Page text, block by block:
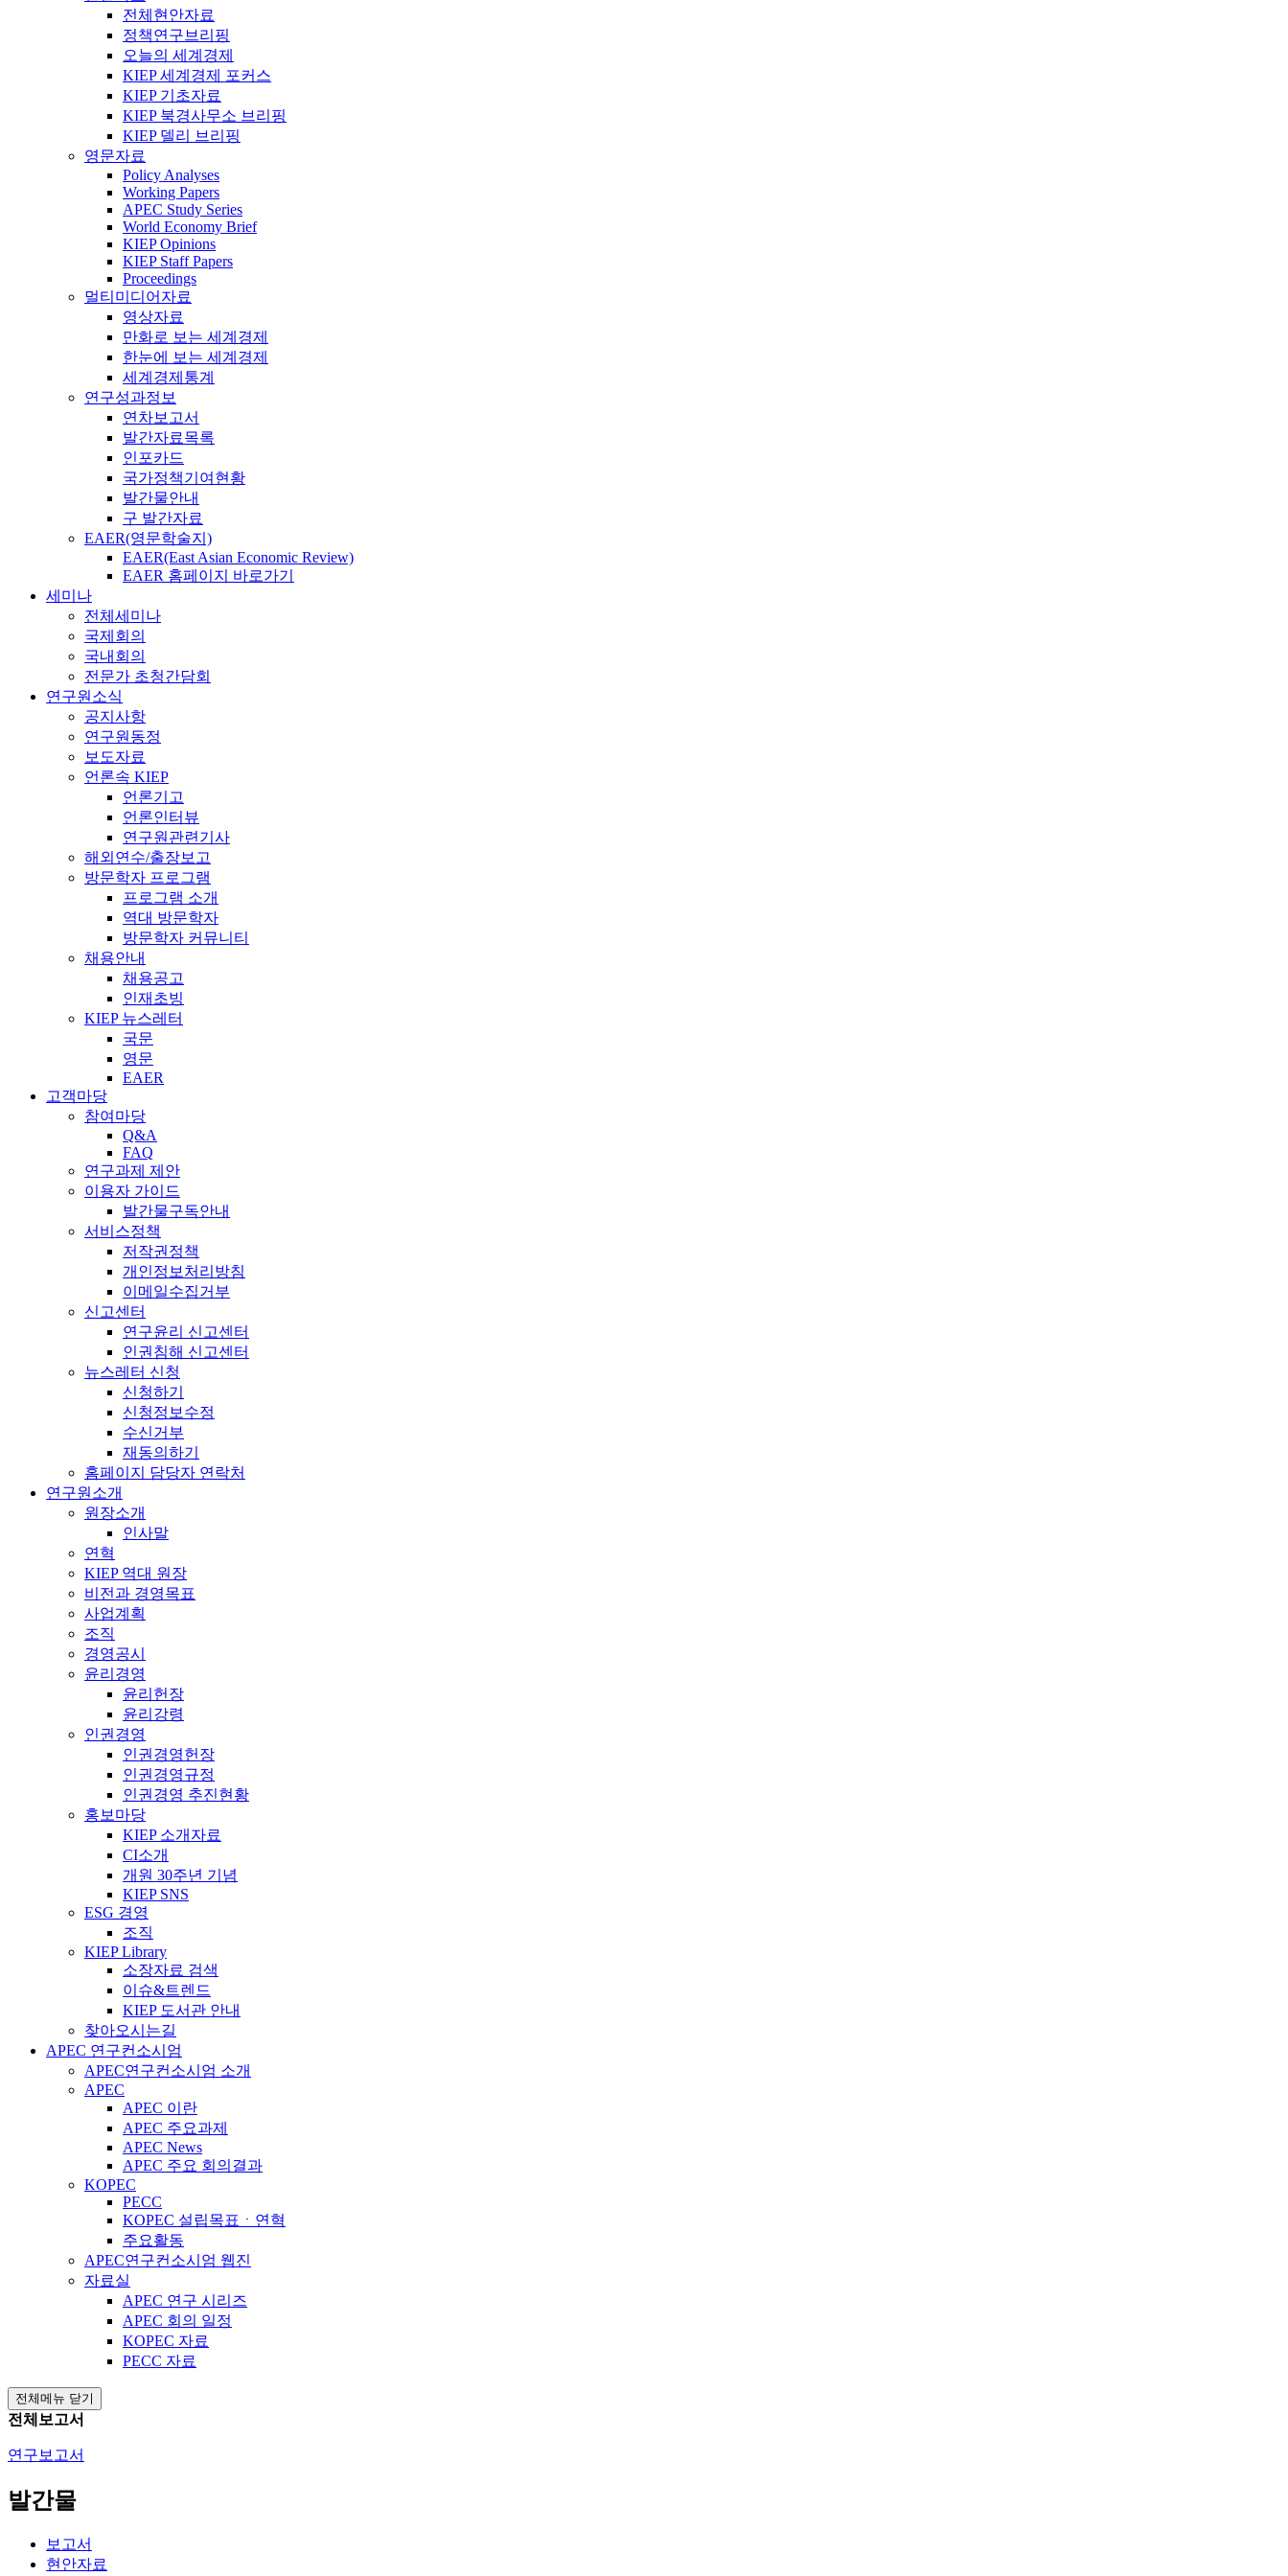
전체현안자료
정책연구브리핑
오늘의 세계경제
KIEP 세계경제 포커스
KIEP 기초자료
KIEP 북경사무소 브리핑
KIEP 델리 브리핑
영문자료
Policy Analyses
Working Papers
APEC Study Series
World Economy Brief
KIEP Opinions
KIEP Staff Papers
Proceedings
멀티미디어자료
영상자료
만화로 보는 세계경제
한눈에 보는 세계경제
세계경제통계
연구성과정보
연차보고서
발간자료목록
인포카드
국가정책기여현황
발간물안내
구 발간자료
EAER(영문학술지)
EAER(East Asian Economic Review)
EAER 홈페이지 바로가기
세미나
전체세미나
국제회의
국내회의
전문가 초청간담회
연구원소식
공지사항
연구원동정
보도자료
언론속 KIEP
언론기고
언론인터뷰
연구원관련기사
해외연수/출장보고
방문학자 프로그램
프로그램 소개
역대 방문학자
방문학자 커뮤니티
채용안내
채용공고
인재초빙
KIEP 뉴스레터
국문
영문
EAER
고객마당
참여마당
Q&A
FAQ
연구과제 제안
이용자 가이드
발간물구독안내
서비스정책
저작권정책
개인정보처리방침
이메일수집거부
신고센터
연구윤리 신고센터
인권침해 신고센터
뉴스레터 신청
신청하기
신청정보수정
수신거부
재동의하기
홈페이지 담당자 연락처
연구원소개
원장소개
인사말
연혁
KIEP 역대 원장
비전과 경영목표
사업계획
조직
경영공시
윤리경영
윤리헌장
윤리강령
인권경영
인권경영헌장
인권경영규정
인권경영 추진현황
홍보마당
KIEP 소개자료
CI소개
개원 30주년 기념
KIEP SNS
ESG 경영
조직
KIEP Library
소장자료 검색
이슈&트렌드
KIEP 도서관 안내
찾아오시는길
APEC 연구컨소시엄
APEC연구컨소시엄 소개
APEC
APEC 이란
APEC 주요과제
APEC News
APEC 주요 회의결과
KOPEC
PECC
KOPEC 설립목표ㆍ연혁
주요활동
APEC연구컨소시엄 웹진
자료실
APEC 연구 시리즈
APEC 회의 일정
KOPEC 자료
PECC 자료
전체메뉴 닫기
전체보고서
연구보고서
발간물
보고서
현안자료